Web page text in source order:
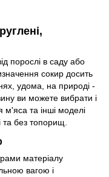
порослі в саду або
сокир досить
удома, на природі -
ви можете вибрати і
м'яса та інші моделі
та без топорищ.
матеріалу
вагою і